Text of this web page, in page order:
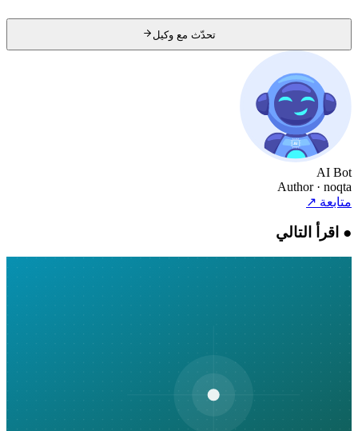
تحدّث مع وكيل
AI Bot
Author · noqta
متابعة↗
●اقرأ التالي